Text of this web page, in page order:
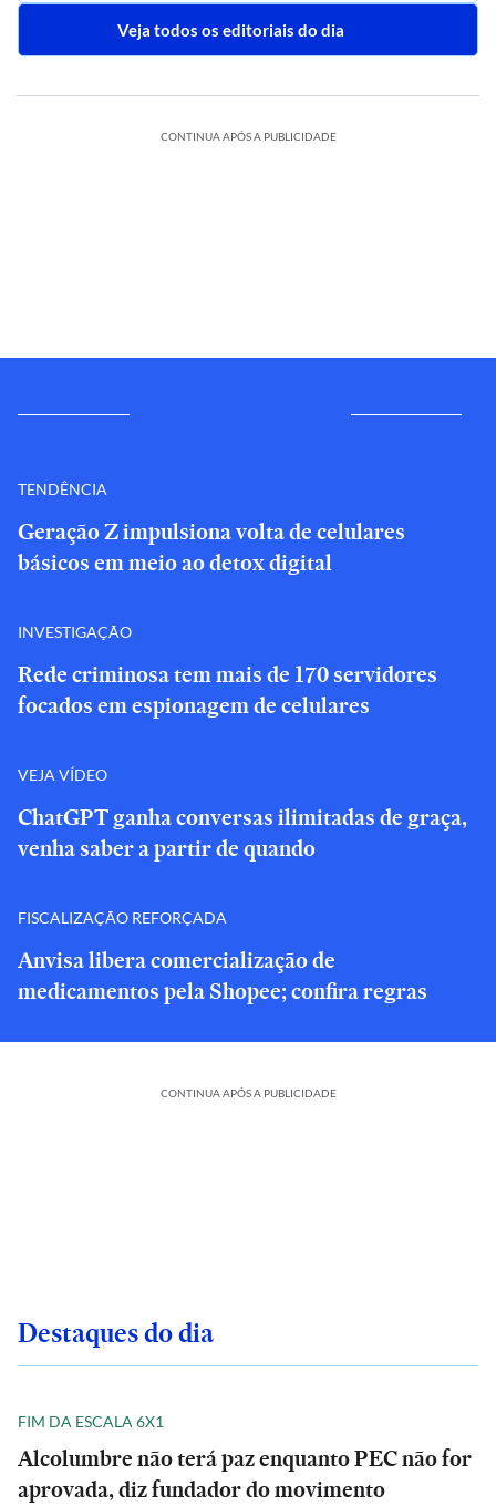
Veja todos os editoriais do dia
CONTINUA APÓS A PUBLICIDADE
TENDÊNCIA
Geração Z impulsiona volta de celulares
básicos em meio ao detox digital
INVESTIGAÇÃO
Rede criminosa tem mais de 170 servidores
focados em espionagem de celulares
VEJA VÍDEO
ChatGPT ganha conversas ilimitadas de graça,
venha saber a partir de quando
FISCALIZAÇÃO REFORÇADA
Anvisa libera comercialização de
medicamentos pela Shopee; confira regras
CONTINUA APÓS A PUBLICIDADE
Destaques do dia
FIM DA ESCALA 6X1
Alcolumbre não terá paz enquanto PEC não for
aprovada, diz fundador do movimento